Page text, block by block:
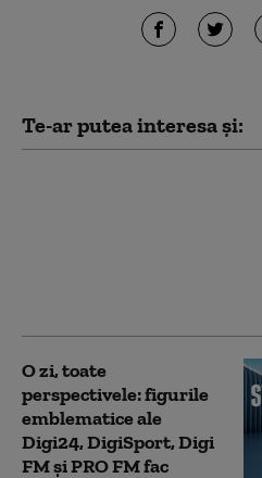
Te-ar putea interesa și:
O zi, toate
perspectivele: figurile
emblematice ale
Digi24, DigiSport, Digi
FM și PRO FM fac